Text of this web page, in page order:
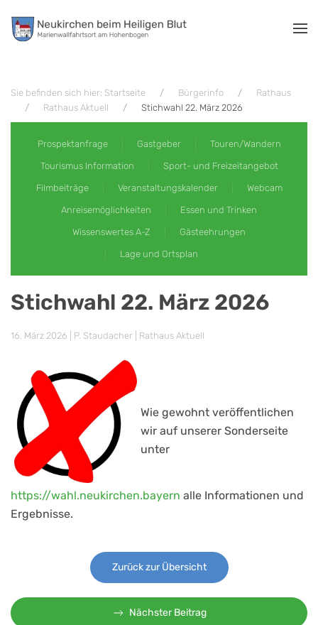
Zum Hauptinhalt springen
Sie befinden sich hier: Startseite Bürgerinfo
Rathaus
Rathaus Aktuell
Stichwahl 22. März 2026
Prospektanfrage Gastgeber Touren/Wandern
Tourismus Information Sport- und Freizeitangebot
Filmbeiträge Veranstaltungskalender Webcam
Anreisemöglichkeiten Essen und Trinken
Wissenswertes A-Z Gästeehrungen
Lage und Ortsplan
Stichwahl 22. März 2026
16. März 2026 | P. Staudacher | Rathaus Aktuell
Wie gewohnt veröffentlichen
wir auf unserer Sonderseite
unter
https://wahl.neukirchen.bayern alle Informationen und
Ergebnisse.
Zurück zur Übersicht
Nächster Beitrag